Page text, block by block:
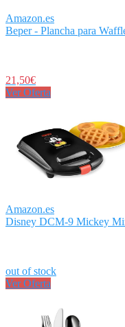
Amazon.es
Beper - Plancha para
21,50€
Ver Oferta
Amazon.es
Disney DCM-9 Mickey
out of stock
Ver Oferta